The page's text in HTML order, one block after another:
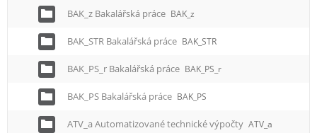
BAK_z Bakalářská práce BAK_z
BAK_STR Bakalářská práce BAK_STR
BAK_PS_r Bakalářská práce BAK_PS_r
BAK_PS Bakalářská práce BAK_PS
ATV_a Automatizované technické výpočty ATV_a